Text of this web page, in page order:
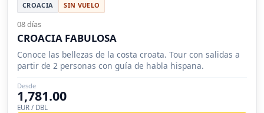
CROACIA SIN VUELO
08 días
CROACIA FABULOSA
Conoce las bellezas de la costa croata. Tour con salidas a
partir de 2 personas con guía de habla hispana.
Desde
1,781.00
EUR / DBL